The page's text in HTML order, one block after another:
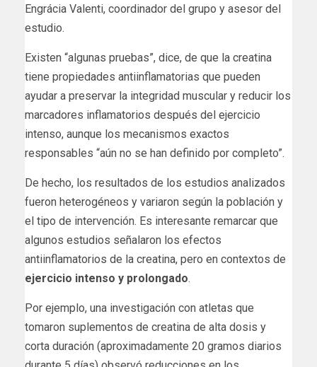
Engrácia Valenti, coordinador del grupo y asesor del
estudio.
Existen “algunas pruebas”, dice, de que la creatina
tiene propiedades antiinflamatorias que pueden
ayudar a preservar la integridad muscular y reducir los
marcadores inflamatorios después del ejercicio
intenso, aunque los mecanismos exactos
responsables “aún no se han definido por completo”.
De hecho, los resultados de los estudios analizados
fueron heterogéneos y variaron según la población y
el tipo de intervención. Es interesante remarcar que
algunos estudios señalaron los efectos
antiinflamatorios de la creatina, pero en contextos de
ejercicio intenso y prolongado.
Por ejemplo, una investigación con atletas que
tomaron suplementos de creatina de alta dosis y
corta duración (aproximadamente 20 gramos diarios